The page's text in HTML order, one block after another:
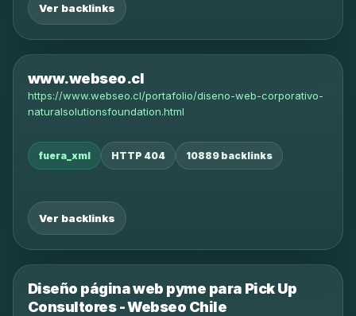
Ver backlinks
www.webseo.cl
https://www.webseo.cl/portafolio/diseno-web-corporativo-
naturalsolutionsfoundation.html
fuera_xml HTTP 404 10889 backlinks
Ver backlinks
Diseño página web pyme para Pick Up
Consultores - Webseo Chile